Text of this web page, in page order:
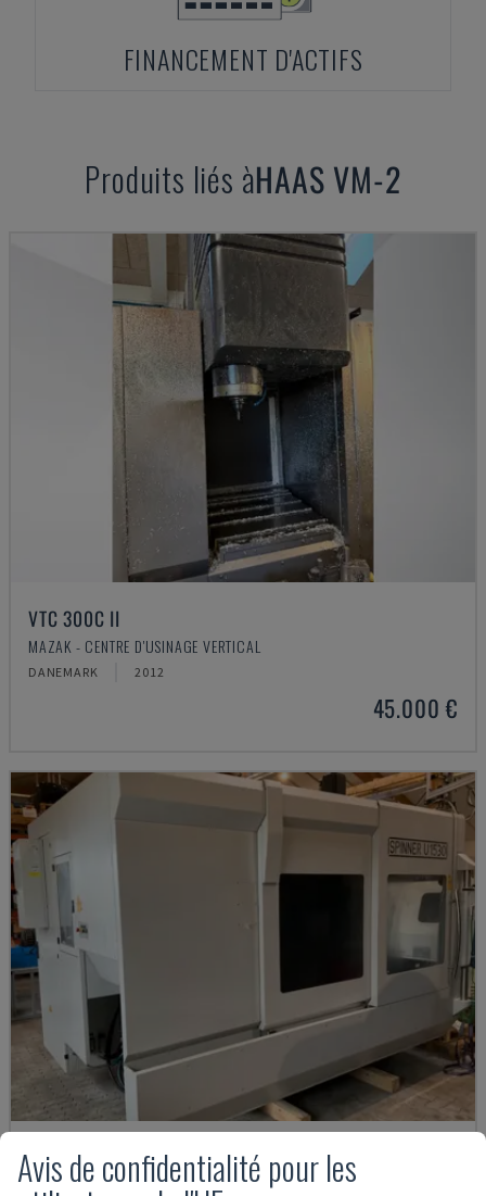
FINANCEMENT D'ACTIFS
Produits liés àHAAS VM-2
VTC 300C II
MAZAK - CENTRE D'USINAGE VERTICAL
DANEMARK 2012
45.000 €
U5-1530
SPINNER - CENTRE D'USINAGE VERTICAL
Avis de confidentialité pour les